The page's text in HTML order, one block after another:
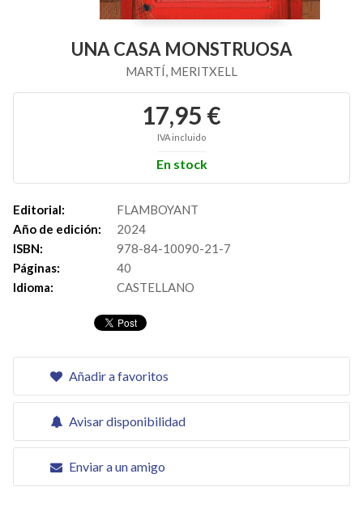
UNA CASA MONSTRUOSA
MARTÍ, MERITXELL
17,95 €
IVA incluido
En stock
Editorial:
FLAMBOYANT
Año de edición:
2024
ISBN:
978-84-10090-21-7
Páginas:
40
Idioma:
CASTELLANO
Añadir a favoritos
Avisar disponibilidad
Enviar a un amigo